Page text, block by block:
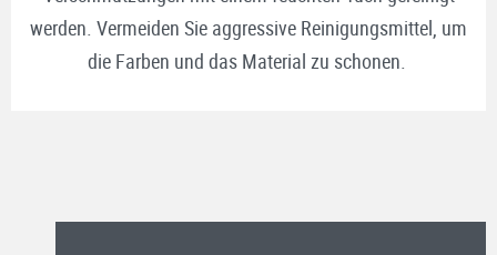
werden. Vermeiden Sie aggressive Reinigungsmittel, um
die Farben und das Material zu schonen.